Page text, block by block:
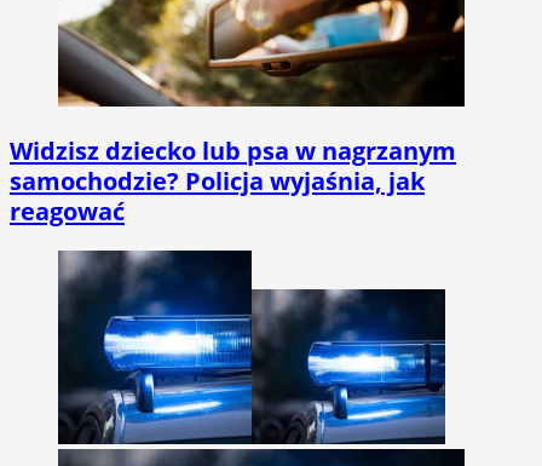
Widzisz dziecko lub psa w nagrzanym
samochodzie? Policja wyjaśnia, jak
reagować